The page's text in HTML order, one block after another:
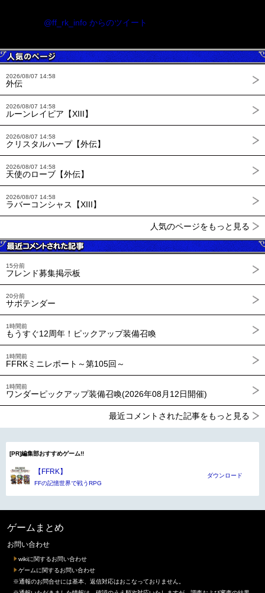
@ff_rk_info からのツイート
2026/08/07 14:58
外伝
2026/08/07 14:58
ルーンレイピア【XIII】
2026/08/07 14:58
クリスタルハープ【外伝】
2026/08/07 14:58
天使のローブ【外伝】
2026/08/07 14:58
ラバーコンシャス【XIII】
人気のページをもっと見る
15分前
フレンド募集掲示板
20分前
サボテンダー
1時間前
もうすぐ12周年！ピックアップ装備召喚
1時間前
FFRKミニレポート～第105回～
1時間前
ワンダーピックアップ装備召喚(2026年08月12日開催)
最近コメントされた記事をもっと見る
[PR]編集部おすすめゲーム!!
【FFRK】
FFの記憶世界で戦うRPG
ダウンロード
ゲームまとめ
お問い合わせ
wikiに関するお問い合わせ
ゲームに関するお問い合わせ
※通報のお問合せには基本、返信対応はおこなっておりません。